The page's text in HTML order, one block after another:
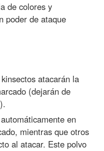
de colores y
poder de ataque
atacarán la
(dejarán de
en
mientras que otros
al atacar. Este polvo